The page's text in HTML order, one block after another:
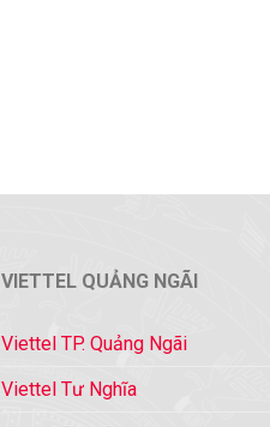
VIETTEL QUẢNG NGÃI
Viettel TP. Quảng Ngãi
Viettel Tư Nghĩa